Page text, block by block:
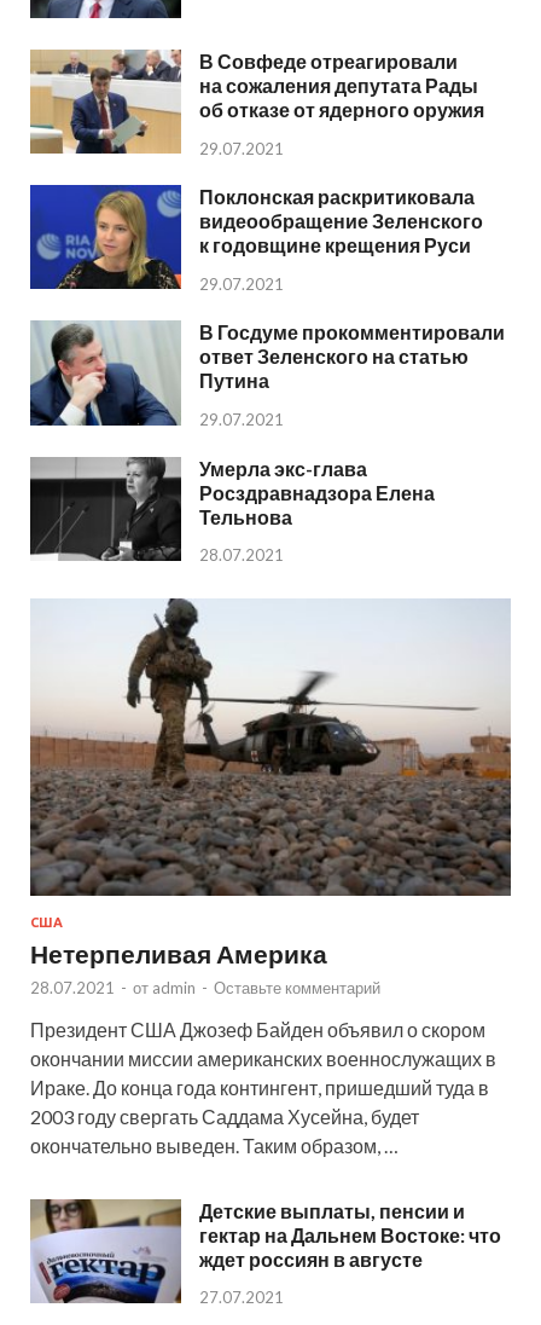
В Совфеде отреагировали
на сожаления депутата Рады
об отказе от ядерного оружия
29.07.2021
Поклонская раскритиковала
видеообращение Зеленского
к годовщине крещения Руси
29.07.2021
В Госдуме прокомментировали
ответ Зеленского на статью
Путина
29.07.2021
Умерла экс-глава
Росздравнадзора Елена
Тельнова
28.07.2021
США
Нетерпеливая Америка
28.07.2021 - от admin - Оставьте комментарий
Президент США Джозеф Байден объявил о скором
окончании миссии американских военнослужащих в
Ираке. До конца года контингент, пришедший туда в
2003 году свергать Саддама Хусейна, будет
окончательно выведен. Таким образом, …
Детские выплаты, пенсии и
гектар на Дальнем Востоке: что
ждет россиян в августе
27.07.2021